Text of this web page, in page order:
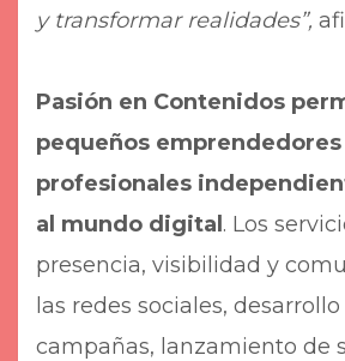
y transformar realidades”,
Pasión en Contenidos
pequeños emprendedores
profesionales
al mundo digital. Los
presencia, visibilidad y
las redes sociales,
campañas, lanzamiento de